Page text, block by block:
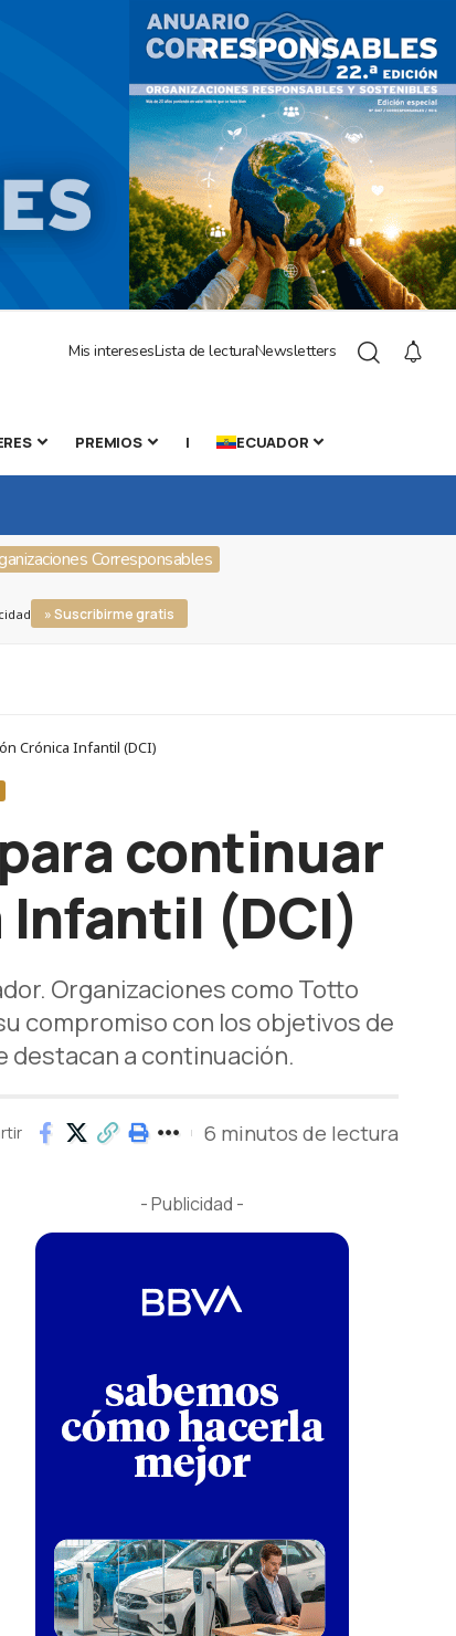
Mis interesesLista de lecturaNewsletters
PREMIOS | ECUADOR
Corresponsables
» Suscribirme gratis
Crónica Infantil (DCI)
continuar
(DCI)
Organizaciones como Totto
compromiso con los objetivos de
destacan a continuación.
6 minutos de lectura
- Publicidad -